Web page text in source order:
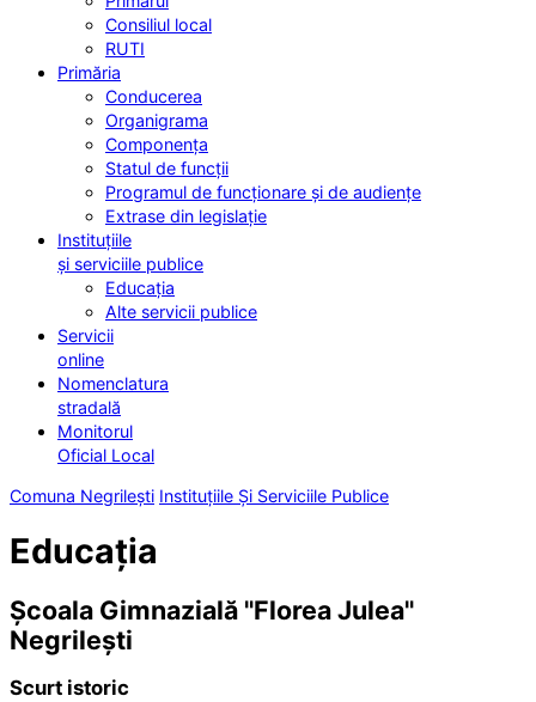
Consiliul local
RUTI
Primăria
Conducerea
Organigrama
Componența
Statul de funcții
Programul de funcționare și de audiențe
Extrase din legislație
Instituțiile
și serviciile publice
Educația
Alte servicii publice
Servicii
online
Nomenclatura
stradală
Monitorul
Oficial Local
Comuna Negrilești Instituțiile Și Serviciile Publice
Educația
Școala Gimnazială "Florea Julea"
Negrilești
Scurt istoric